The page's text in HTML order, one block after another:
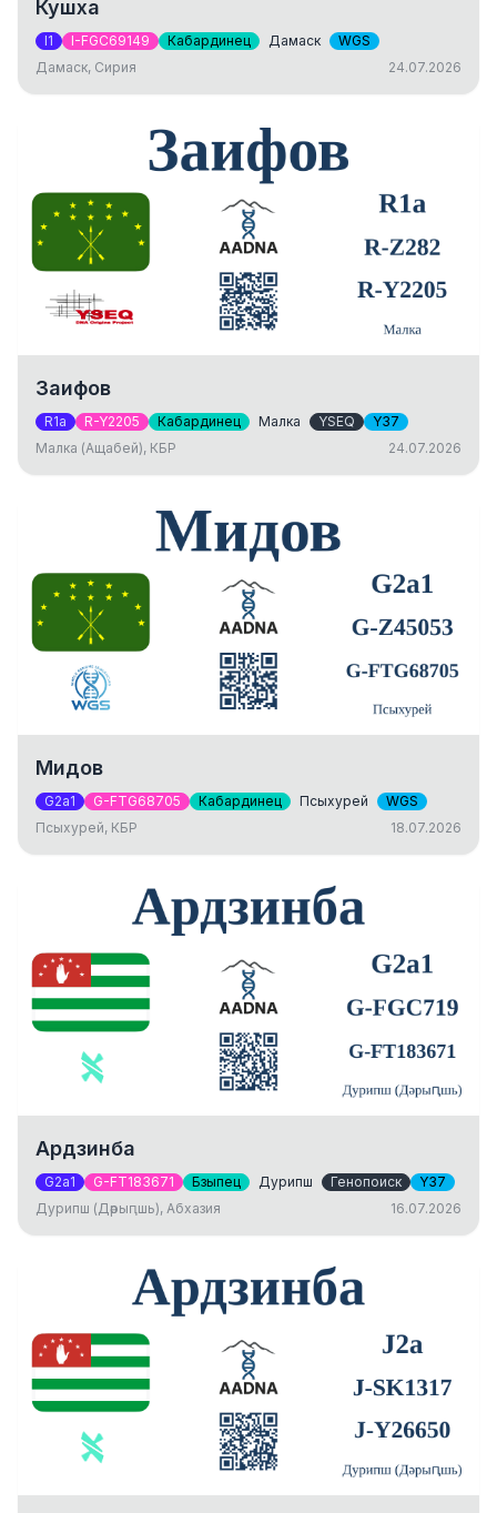
Кушха
I1 I-FGC69149 Кабардинец Дамаск
WGS
Дамаск, Сирия
24.07.2026
Заифов
R1a R-Y2205 Кабардинец Малка YSEQ
Y37
Малка (Ащабей), КБР
24.07.2026
Мидов
G2a1 G-FTG68705 Кабардинец Псыхурей
WGS
Псыхурей, КБР
18.07.2026
Ардзинба
G2a1 G-FT183671 Бзыпец Дурипш Генопоиск
Y37
Дурипш (Дәрыԥшь), Абхазия
16.07.2026